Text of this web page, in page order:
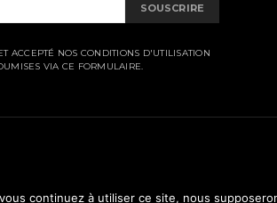
SOUSCRIRE
ACCEPTÉ NOS CONDITIONS D'UTILISATION
VIA CE FORMULAIRE.
continuez à utiliser ce site, nous